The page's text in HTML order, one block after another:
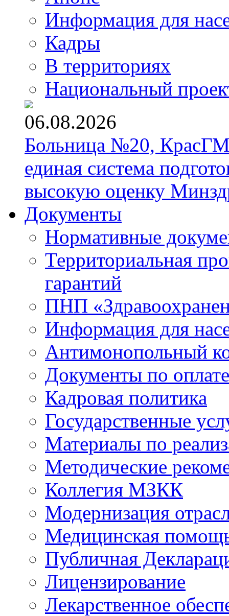
Информация для
Кадры
В территориях
Национальный
06.08.2026
Больница №20,
единая система
высокую оценку
Документы
Нормативные
Территориальная
гарантий
ПНП
Информация для
Антимонопольный
Документы по
Кадровая политика
Государственные
Материалы по
Методические
Коллегия МЗКК
Модернизация
Медицинская
Публичная
Лицензирование
Лекарственное